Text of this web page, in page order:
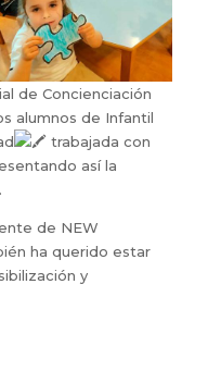
de Concienciación
alumnos de Infantil
trabajada con
así la
de NEW
ha querido estar
y